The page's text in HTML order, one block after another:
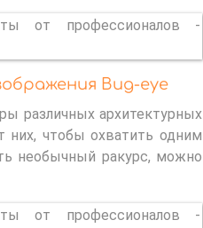
Bug-eye
различных архитектурных
них, чтобы охватить одним
необычный ракурс, можно